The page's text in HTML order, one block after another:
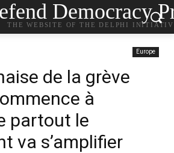
Democracy
THE WEBSITE OF THE DELPHI
Europe
de la grève
à
partout le
va s’amplifier